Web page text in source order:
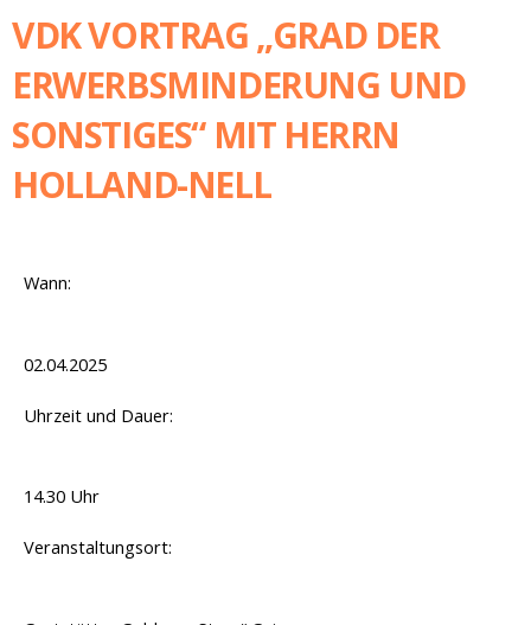
VDK VORTRAG „GRAD DER
ERWERBSMINDERUNG UND
SONSTIGES“ MIT HERRN
HOLLAND-NELL
Wann:
02.04.2025
Uhrzeit und Dauer:
14.30 Uhr
Veranstaltungsort: